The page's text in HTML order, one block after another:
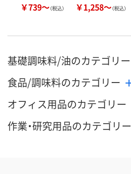
￥739～（税込） ￥1,258～（税込）
基礎調味料/油のカテゴリー
食品/調味料のカテゴリー
オフィス用品のカテゴリー
作業・研究用品のカテゴリー